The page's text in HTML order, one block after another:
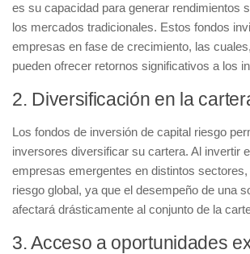
es su capacidad para generar rendimientos
los mercados tradicionales. Estos fondos
empresas en fase de crecimiento, las
pueden ofrecer retornos significativos a los
2. Diversificación en la
Los fondos de inversión de capital riesgo
inversores diversificar su cartera. Al invertir
empresas emergentes en distintos
riesgo global, ya que el desempeño de una
afectará drásticamente al conjunto de la
3. Acceso a oportunidades